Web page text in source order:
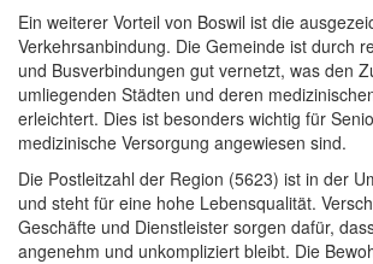
Ein weiterer Vorteil von Boswil ist die
Verkehrsanbindung. Die Gemeinde ist durch
und Busverbindungen gut vernetzt, was den
umliegenden Städten und deren
erleichtert. Dies ist besonders wichtig für
medizinische Versorgung angewiesen sind.
Die Postleitzahl der Region (5623) ist in der
und steht für eine hohe Lebensqualität.
Geschäfte und Dienstleister sorgen dafür,
angenehm und unkompliziert bleibt. Die